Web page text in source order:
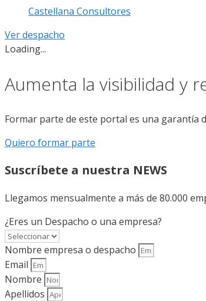
Castellana Consultores
Ver despacho
Loading...
Aumenta la visibilidad y
Formar parte de este portal es una garantía
Quiero formar parte
Suscríbete a nuestra NEWS
Llegamos mensualmente a más de 80.000
¿Eres un Despacho o una empresa?
Nombre empresa o despacho
Email
Nombre
Apellidos